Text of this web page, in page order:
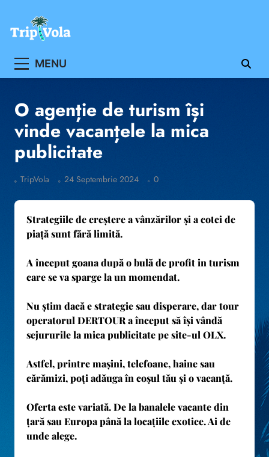
content
MENU
O agenție de turism își
vinde vacanțele la mica
publicitate
TripVola 24 Septembrie 2024 0
Strategiile de creștere a vânzărilor și a cotei de
piață sunt fără limită.
A început goana după o bulă de profit in turism
care se va sparge la un momendat.
Nu știm dacă e strategie sau disperare, dar tour
operatorul DERTOUR a început să își vândă
sejururile la mica publicitate pe site-ul OLX.
Astfel, printre mașini, telefoane, haine sau
cărămizi, poți adăuga în coșul tău și o vacanță.
Oferta este variată. De la banalele vacante din
țară sau Europa până la locațiile exotice. Ai de
unde alege.